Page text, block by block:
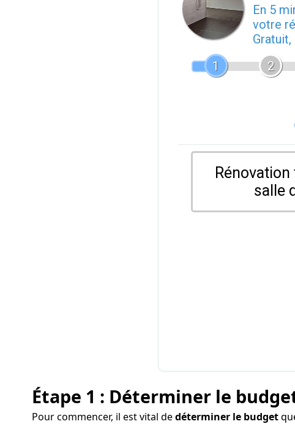
En 5
votre
Gratuit,
1
2
salle
Étape 1 : Déterminer le
Pour commencer, il est vital dedéterminer le budget